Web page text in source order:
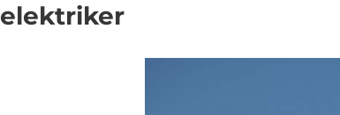
elektriker